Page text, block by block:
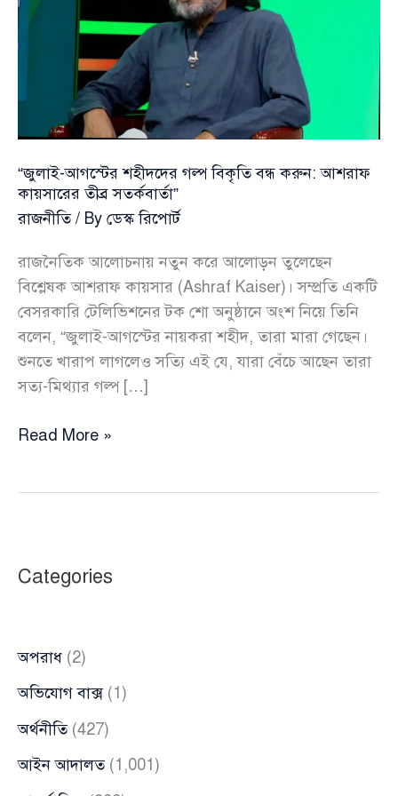
“জুলাই-আগস্টের শহীদদের গল্প বিকৃতি বন্ধ করুন: আশরাফ
কায়সারের তীব্র সতর্কবার্তা”
রাজনীতি/ By ডেস্ক রিপোর্ট
রাজনৈতিক আলোচনায় নতুন করে আলোড়ন তুলেছেন
বিশ্লেষক আশরাফ কায়সার (Ashraf Kaiser)। সম্প্রতি একটি
বেসরকারি টেলিভিশনের টক শো অনুষ্ঠানে অংশ নিয়ে তিনি
বলেন, “জুলাই-আগস্টের নায়করা শহীদ, তারা মারা গেছেন।
শুনতে খারাপ লাগলেও সত্যি এই যে, যারা বেঁচে আছেন তারা
সত্য-মিথ্যার গল্প […]
“জুলাই-
করুন:
তীব্র
সতর্কবার্তা”
Read More »
Categories
অপরাধ (2)
অভিযোগ বাক্স(1)
অর্থনীতি(427)
আইন আদালত(1,001)